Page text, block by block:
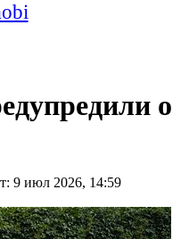
о
9 июл 2026, 14:59